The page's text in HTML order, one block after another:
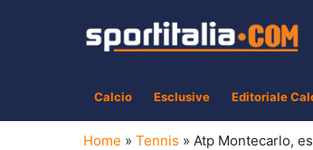
Calcio Esclusive Editoriale
Home » Tennis » Atp Montecarlo,